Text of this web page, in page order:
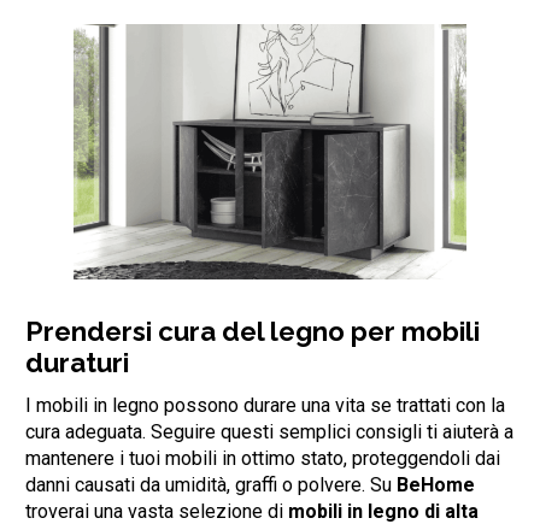
Prendersi cura del legno per mobili
duraturi
I mobili in legno possono durare una vita se trattati con la
cura adeguata. Seguire questi semplici consigli ti aiuterà a
mantenere i tuoi mobili in ottimo stato, proteggendoli dai
danni causati da umidità, graffi o polvere. Su BeHome
troverai una vasta selezione di mobili in legno di alta